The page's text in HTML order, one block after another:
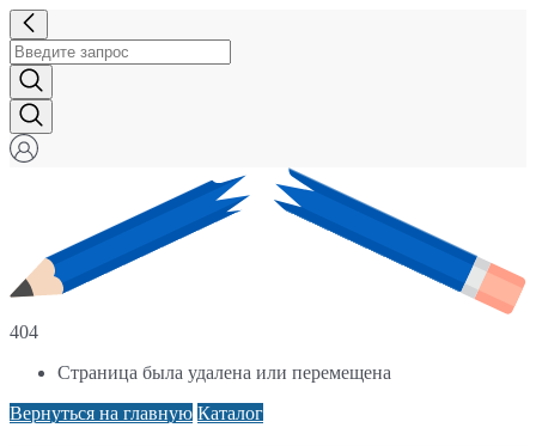
404
Страница была удалена или перемещена
Вернуться на главную Каталог